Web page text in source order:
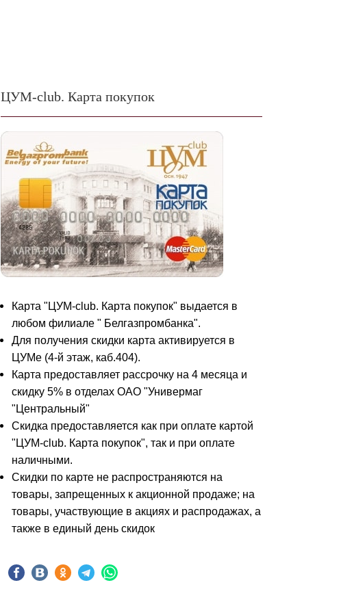
ЦУМ-club. Карта покупок
Карта "ЦУМ-club. Карта покупок" выдается в
любом филиале " Белгазпромбанка".
Для получения скидки карта активируется в
ЦУМе (4-й этаж, каб.404).
Карта предоставляет рассрочку на 4 месяца и
скидку 5% в отделах ОАО "Универмаг
"Центральный"
Скидка предоставляется как при оплате картой
"ЦУМ-club. Карта покупок", так и при оплате
наличными.
Скидки по карте не распространяются на
товары, запрещенных к акционной продаже; на
товары, участвующие в акциях и распродажах, а
также в единый день скидок